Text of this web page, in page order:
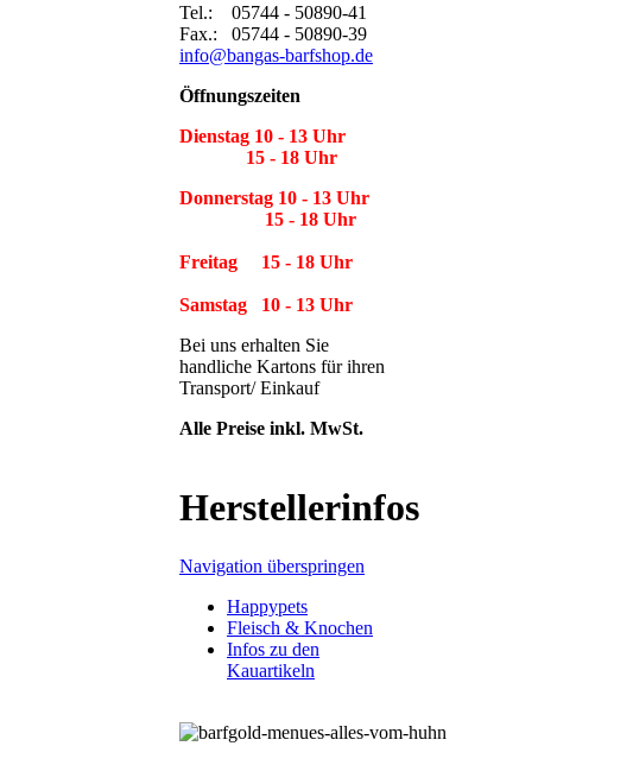
Tel.: 05744 - 50890-41
Fax.: 05744 - 50890-39
info@bangas-barfshop.de
Öffnungszeiten
Dienstag 10 - 13 Uhr
15 - 18 Uhr
Donnerstag 10 - 13 Uhr
15 - 18 Uhr
Freitag 15 - 18 Uhr
Samstag 10 - 13 Uhr
Bei uns erhalten Sie
handliche Kartons für ihren
Transport/ Einkauf
Alle Preise inkl. MwSt.
Herstellerinfos
Navigation überspringen
Happypets
Fleisch & Knochen
Infos zu den
Kauartikeln